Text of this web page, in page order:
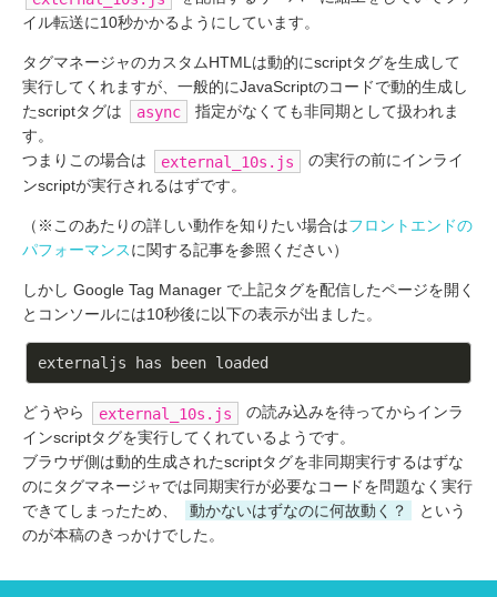
イル転送に10秒かかるようにしています。
タグマネージャのカスタムHTMLは動的にscriptタグを生成して
実行してくれますが、一般的にJavaScriptのコードで動的生成し
たscriptタグは
async
指定がなくても非同期として扱われま
す。
つまりこの場合は
external_10s.js
の実行の前にインライ
ンscriptが実行されるはずです。
（※このあたりの詳しい動作を知りたい場合はフロントエンドの
パフォーマンスに関する記事を参照ください）
しかし Google Tag Manager で上記タグを配信したページを開く
とコンソールには10秒後に以下の表示が出ました。
どうやら external_10s.js
の読み込みを待ってからインラ
インscriptタグを実行してくれているようです。
ブラウザ側は動的生成されたscriptタグを非同期実行するはずな
のにタグマネージャでは同期実行が必要なコードを問題なく実行
できてしまったため、
動かないはずなのに何故動く？
という
のが本稿のきっかけでした。